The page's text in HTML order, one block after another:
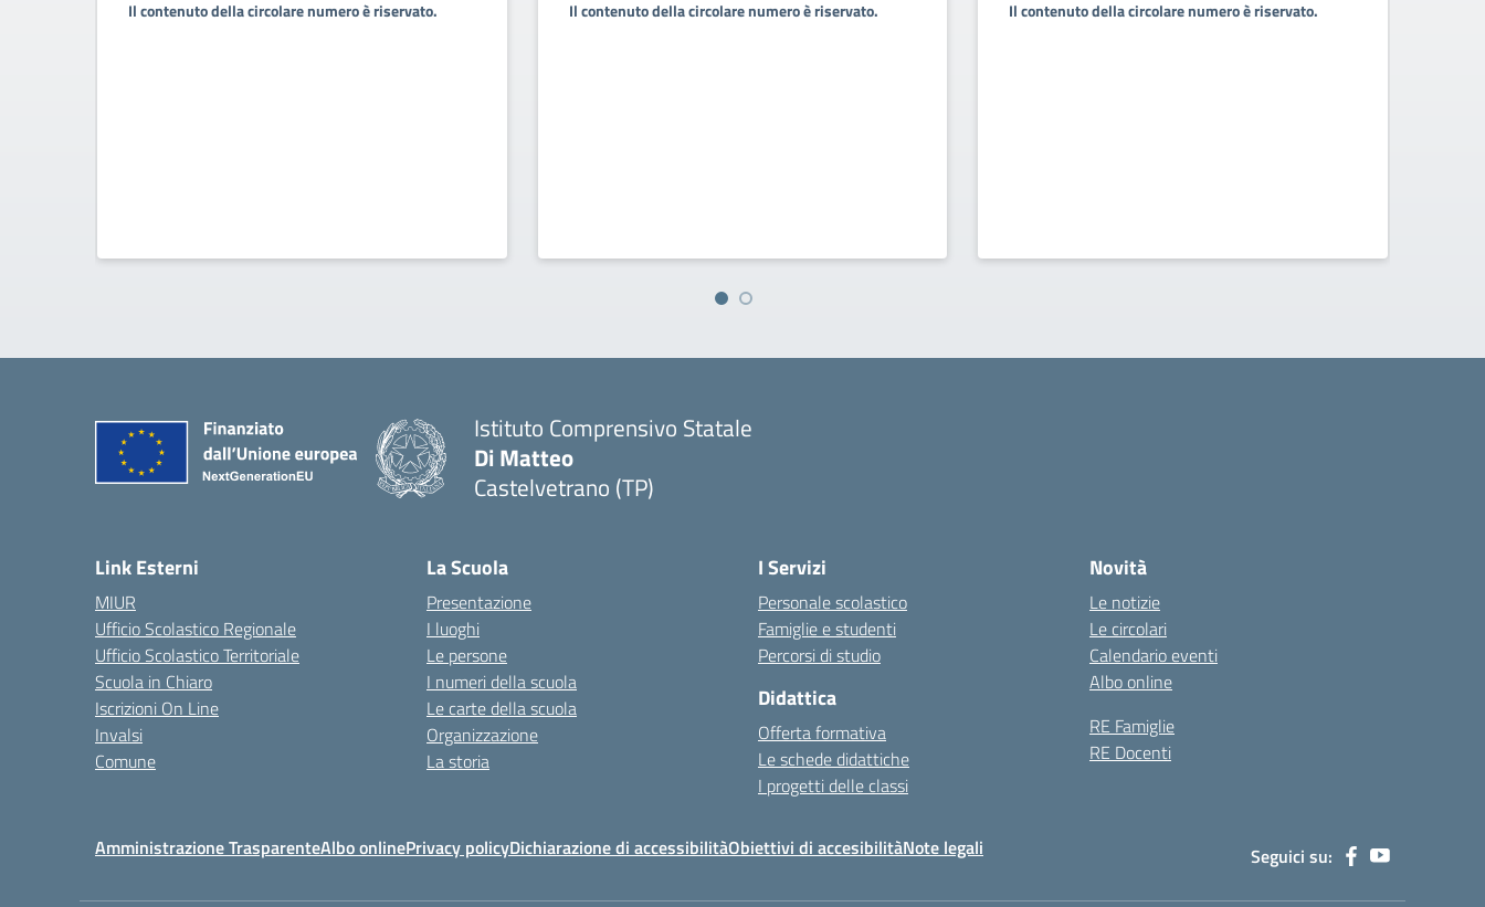
Il contenuto della circolare numero è riservato. Il contenuto della circolare numero è riservato. Il contenuto della circolare numero è riservato.
Istituto Comprensivo Statale
Di Matteo
Castelvetrano (TP)
Link Esterni
MIUR
Ufficio Scolastico Regionale
Ufficio Scolastico Territoriale
Scuola in Chiaro
Iscrizioni On Line
Invalsi
Comune
La Scuola
Presentazione
I luoghi
Le persone
I numeri della scuola
Le carte della scuola
Organizzazione
La storia
I Servizi
Personale scolastico
Famiglie e studenti
Percorsi di studio
Didattica
Offerta formativa
Le schede didattiche
I progetti delle classi
Novità
Le notizie
Le circolari
Calendario eventi
Albo online
RE Famiglie
RE Docenti
Amministrazione TrasparenteAlbo onlinePrivacy policyDichiarazione di accessibilitàObiettivi di accesibilitàNote legali Seguici su: